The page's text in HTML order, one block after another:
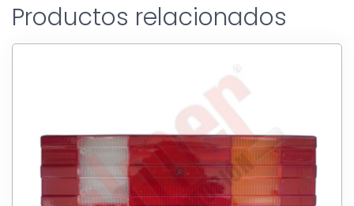
Productos relacionados